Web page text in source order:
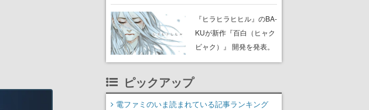
が決定。“爆弾酒”や“軍隊
サッカー”など、ディープ
なあるあるが飛び出す
『ヒラヒラヒヒル』のBA-
KUが新作『百白（ヒャク
ビャク）』 開発を発表。
ディレクター・シナリオ
定しており、現在ストア
ピックアップ
電ファミのいま読まれている記事ランキング